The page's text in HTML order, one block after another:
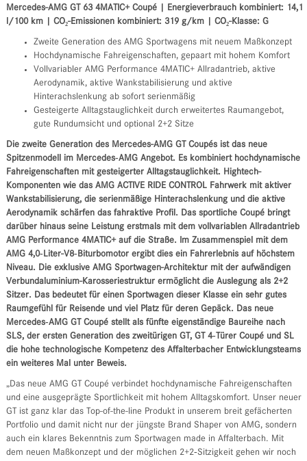
Mercedes-AMG GT 63 4MATIC+ Coupé | Energieverbrauch kombiniert: 14,1
l/100 km | CO₂-Emissionen kombiniert: 319 g/km | CO₂-Klasse: G
Zweite Generation des AMG Sportwagens mit neuem Maßkonzept
Hochdynamische Fahreigenschaften, gepaart mit hohem Komfort
Vollvariabler AMG Performance 4MATIC+ Allradantrieb, aktive
Aerodynamik, aktive Wankstabilisierung und aktive
Hinterachslenkung ab sofort serienmäßig
Gesteigerte Alltagstauglichkeit durch erweitertes Raumangebot,
gute Rundumsicht und optional 2+2 Sitze
Die zweite Generation des Mercedes-AMG GT Coupés ist das neue
Spitzenmodell im Mercedes‑AMG Angebot. Es kombiniert hochdynamische
Fahreigenschaften mit gesteigerter Alltagstauglichkeit. Hightech-
Komponenten wie das AMG ACTIVE RIDE CONTROL Fahrwerk mit aktiver
Wankstabilisierung, die serienmäßige Hinterachslenkung und die aktive
Aerodynamik schärfen das fahraktive Profil. Das sportliche Coupé bringt
darüber hinaus seine Leistung erstmals mit dem vollvariablen Allradantrieb
AMG Performance 4MATIC+ auf die Straße. Im Zusammenspiel mit dem
AMG 4,0‑Liter-V8‑Biturbomotor ergibt dies ein Fahrerlebnis auf höchstem
Niveau. Die exklusive AMG Sportwagen-Architektur mit der aufwändigen
Verbundaluminium-Karosseriestruktur ermöglicht die Auslegung als 2+2
Sitzer. Das bedeutet für einen Sportwagen dieser Klasse ein sehr gutes
Raumgefühl für Reisende und viel Platz für deren Gepäck. Das neue
Mercedes‑AMG GT Coupé stellt als fünfte eigenständige Baureihe nach
SLS, der ersten Generation des zweitürigen GT, GT 4‑Türer Coupé und SL
die hohe technologische Kompetenz des Affalterbacher Entwicklungsteams
ein weiteres Mal unter Beweis.
„Das neue AMG GT Coupé verbindet hochdynamische Fahreigenschaften
und eine ausgeprägte Sportlichkeit mit hohem Alltagskomfort. Unser neuer
GT ist ganz klar das Top-of-the-line Produkt in unserem breit gefächerten
Portfolio und damit nicht nur der jüngste Brand Shaper von AMG, sondern
auch ein klares Bekenntnis zum Sportwagen made in Affalterbach. Mit
dem neuen Maßkonzept und der möglichen 2+2‑Sitzigkeit gehen wir noch